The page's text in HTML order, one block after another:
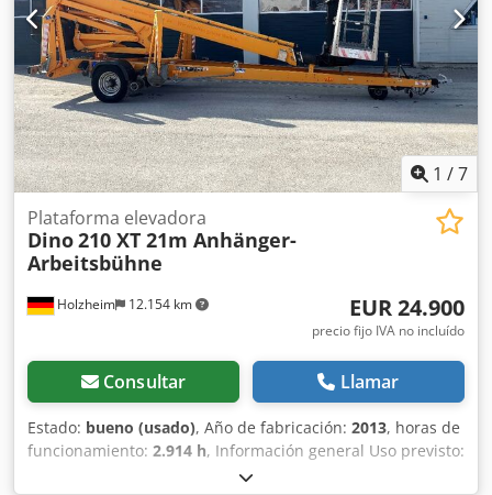
1 /7
Holzheim 12.154 km
Plataforma elevadora
Dino210 XT 21m Anhänger-
Arbeitsbühne
EUR 24.900
precio fijo IVA no incluído
Consultar Llamar
Estado: bueno (usado), Año de fabricación: 2013, horas de
funcionamiento: 2.914 h, Información general Uso previsto:
Construcción Tren de transmisión Tipo de combustible: